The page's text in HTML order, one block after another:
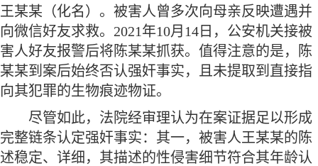
王某某（化名）。被害人曾多次向母亲反映遭遇并
向微信好友求救。2021年10月14日，公安机关接被
害人好友报警后将陈某某抓获。值得注意的是，陈
某某到案后始终否认强奸事实，且未提取到直接指
向其犯罪的生物痕迹物证。
尽管如此，法院经审理认为在案证据足以形成
完整链条认定强奸事实：其一，被害人王某某的陈
述稳定、详细，其描述的性侵害细节符合其年龄认